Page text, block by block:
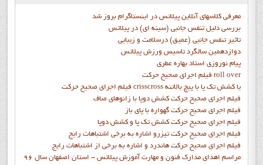
معرفی کلاسهای آنلاین پیلاتس در اینستاگرام بروز شد
بررسی دلیل تنفس جانبی (سینه ای) در پیلاتس
تاثیر تنفس جانبی (عمیق) درسلامت و زیبایی
دوازدهمين سالگرد تاسيس ورزش پيلاتس
پيام نوروزي استاد بهاره عطري
فيلم اجراي صحيح حرکت roll over
فيلم اجراي صحيح حركت crisscross يا كشش تك پا با پيچ بالاتنه
فيلم اجراي صحيح حرکت كشش دوپا با زانوهاي صاف
فيلم اجراي صحيح حرکت گهواره با پاي باز
فيلم اجراي صحيح حرکت کشش تک پا و کشش دوپا
فيلم اجراي صحيح حرکت تيزرو اشاره به برخي اشتباهات رايج
فيلم اجراي صحيح حرکت هاندرد و اشاره به برخي از اشتباهات رايج
مراسم اهدای مدارک فنون و مهارت آموزش پیلاتس - استان اصفهان سال 96